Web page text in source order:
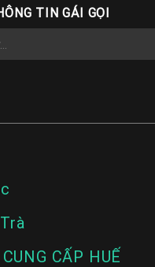
TIN GÁI GỌI
CẤP HUẾ